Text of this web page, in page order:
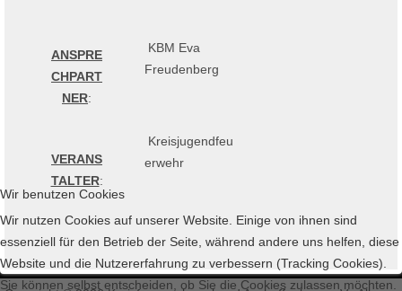
ANSPRE
CHPART
NER:
KBM Eva
Freudenberg
VERANS
TALTER:
Kreisjugendfeu
erwehr
Wir benutzen Cookies
Wir nutzen Cookies auf unserer Website. Einige von ihnen sind
essenziell für den Betrieb der Seite, während andere uns helfen, diese
Website und die Nutzererfahrung zu verbessern (Tracking Cookies).
Sie können selbst entscheiden, ob Sie die Cookies zulassen möchten.